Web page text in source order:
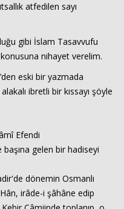
atfedilen sayı
gibi İslam Tasavvufu
nihayet verelim.
eski bir yazmada
ibretli bir kıssayı şöyle
Efendi
gelen bir hadiseyi
dönemin Osmanlı
irâde-i şâhâne edip